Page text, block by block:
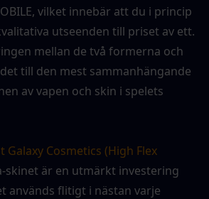
vilket innebär att du i princip
utseenden till priset av ett.
mellan de två formerna och
till den mest sammanhängande
av vapen och skin i spelets
Galaxy Cosmetics (High Flex
skinet är en utmärkt investering
används flitigt i nästan varje